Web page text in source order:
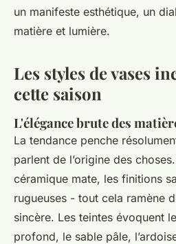
un manifeste esthétique, un
matière et lumière.
Les styles de vases
cette saison
L'élégance brute des
La tendance penche
parlent de l’origine des
céramique mate, les finitions
rugueuses - tout cela ramène
sincère. Les teintes évoquent
profond, le sable pâle,